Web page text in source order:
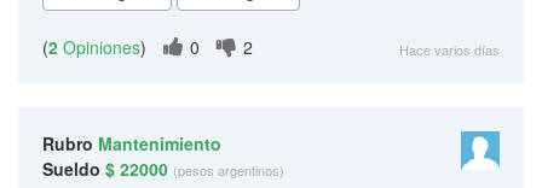
(2 Opiniones) 0 2 Hace varios días
Rubro Mantenimiento
Sueldo $ 22000 (pesos argentinos)